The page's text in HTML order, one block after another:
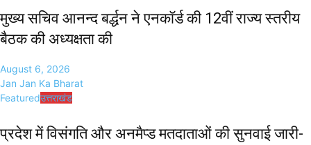
मुख्य सचिव आनन्द बर्द्धन ने एनकॉर्ड की 12वीं राज्य स्तरीय
बैठक की अध्यक्षता की
August 6, 2026
Jan Jan Ka Bharat
Featuredउत्तराखंड
प्रदेश में विसंगति और अनमैप्ड मतदाताओं की सुनवाई जारी-